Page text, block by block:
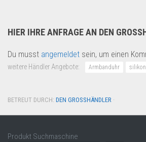
HIER IHRE ANFRAGE AN DEN
Du musst angemeldet sein, um einen
weitere Händler Angebote: Armbanduhr
BETREUT DURCH: DEN GROSSHÄNDLER ·
Produkt Suchmaschine